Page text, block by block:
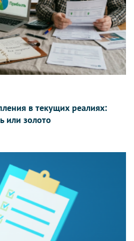
в текущих реалиях:
или золото